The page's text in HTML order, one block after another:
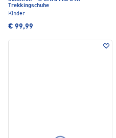
Trekkingschuhe
Kinder
€ 99,99